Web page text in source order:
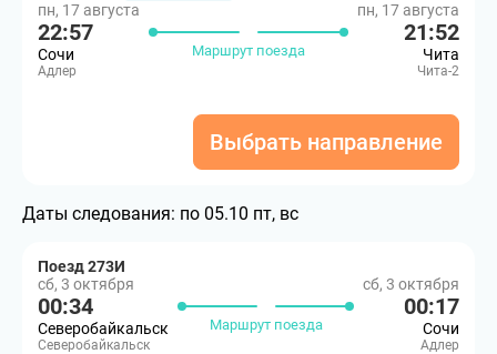
пн, 17 августа
22:57
Сочи
Адлер
Маршрут поезда
пн, 17 августа
21:52
Чита
Чита-2
Выбрать направление
Даты следования: по 05.10 пт, вс
Поезд 273И
сб, 3 октября
00:34
Северобайкальск
Северобайкальск
Маршрут поезда
сб, 3 октября
00:17
Сочи
Адлер